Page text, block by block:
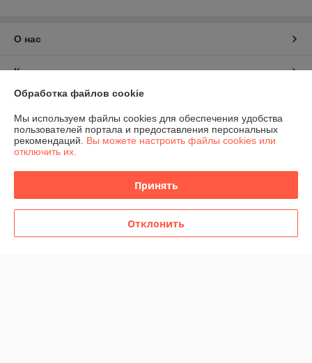
О нас
Контакты
График работы
Полная версия сайта
Политика обработки cookies
Сайт создан на платформе Deal.by
Обработка файлов cookie
Мы используем файлы cookies для обеспечения удобства
пользователей портала и предоставления персональных
рекомендаций. Вы можете настроить файлы cookies или
отключить их.
Принять
Отклонить